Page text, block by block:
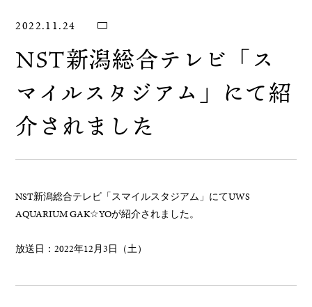
2022.11.24
NST新潟総合テレビ「ス
マイルスタジアム」にて紹
介されました
NST新潟総合テレビ「スマイルスタジアム」にてUWS
AQUARIUM GAK☆YOが紹介されました。
放送日：2022年12月3日（土）